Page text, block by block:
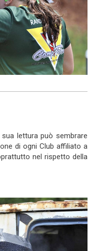
external)
lettura può sembrare
di ogni Club affiliato a
nel rispetto della